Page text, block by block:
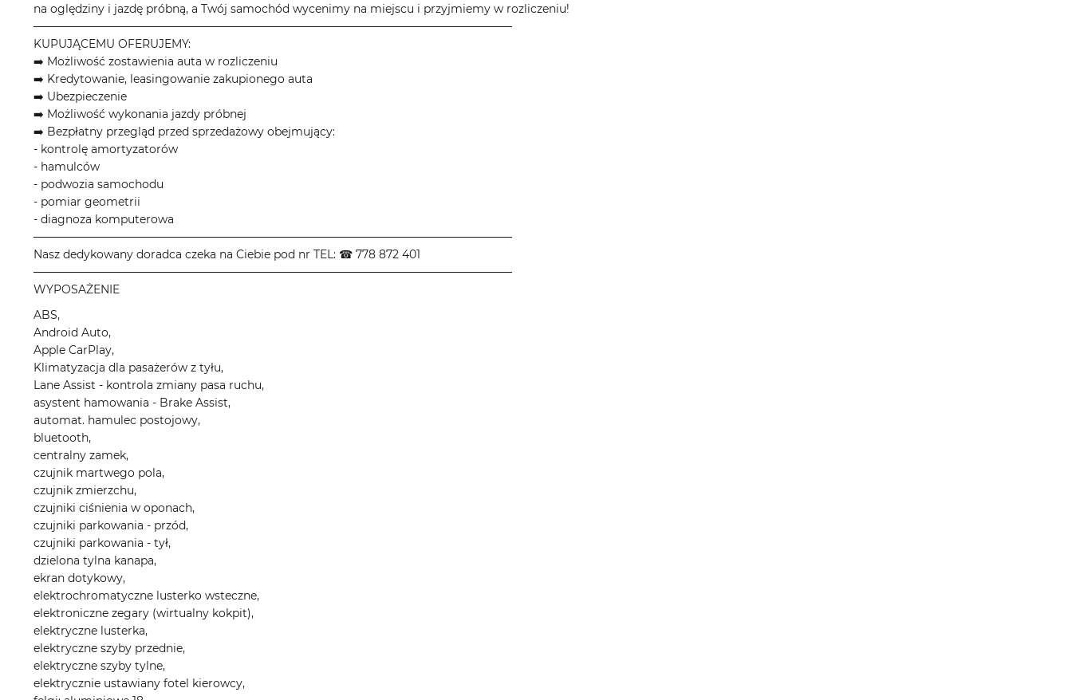
na oględziny i jazdę próbną, a Twój samochód wycenimy na miejscu i przyjmiemy w rozliczeniu!
────────────────────────────────────────────────────────────
KUPUJĄCEMU OFERUJEMY:
➡️ Możliwość zostawienia auta w rozliczeniu
➡️ Kredytowanie, leasingowanie zakupionego auta
➡️ Ubezpieczenie
➡️ Możliwość wykonania jazdy próbnej
➡️ Bezpłatny przegląd przed sprzedażowy obejmujący:
- kontrolę amortyzatorów
- hamulców
- podwozia samochodu
- pomiar geometrii
- diagnoza komputerowa
────────────────────────────────────────────────────────────
Nasz dedykowany doradca czeka na Ciebie pod nr TEL: ☎ 778 872 401
────────────────────────────────────────────────────────────
WYPOSAŻENIE
ABS,
Android Auto,
Apple CarPlay,
Klimatyzacja dla pasażerów z tyłu,
Lane Assist - kontrola zmiany pasa ruchu,
asystent hamowania - Brake Assist,
automat. hamulec postojowy,
bluetooth,
centralny zamek,
czujnik martwego pola,
czujnik zmierzchu,
czujniki ciśnienia w oponach,
czujniki parkowania - przód,
czujniki parkowania - tył,
dzielona tylna kanapa,
ekran dotykowy,
elektrochromatyczne lusterko wsteczne,
elektroniczne zegary (wirtualny kokpit),
elektryczne lusterka,
elektryczne szyby przednie,
elektryczne szyby tylne,
elektrycznie ustawiany fotel kierowcy,